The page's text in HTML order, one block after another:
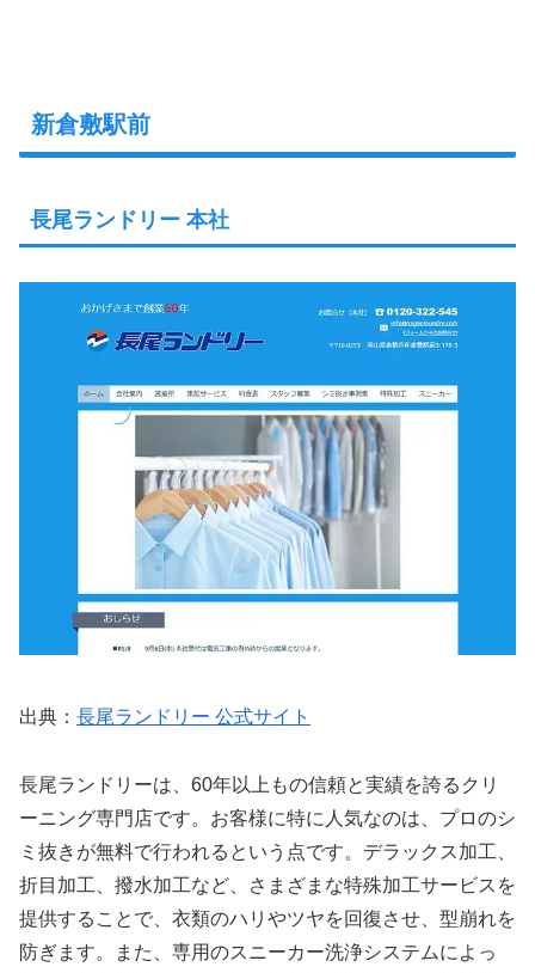
新倉敷駅前
長尾ランドリー 本社
出典： 長尾ランドリー 公式サイト
長尾ランドリーは、60年以上もの信頼と実績を誇るクリ
ーニング専門店です。お客様に特に人気なのは、プロのシ
ミ抜きが無料で行われるという点です。デラックス加工、
折目加工、撥水加工など、さまざまな特殊加工サービスを
提供することで、衣類のハリやツヤを回復させ、型崩れを
防ぎます。また、専用のスニーカー洗浄システムによっ